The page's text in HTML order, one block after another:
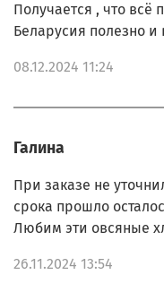
Получается , что всё
Беларусия полезно и
08.12.2024 11:24
Галина
При заказе не
срока прошло
Любим эти овсяные
26.11.2024 13:54